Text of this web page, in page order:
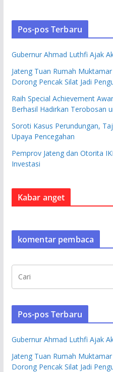
Pos-pos Terbaru
Gubernur Ahmad Luthfi Ajak
Jateng Tuan Rumah
Dorong Pencak Silat Jadi
Raih Special Achievement
Berhasil Hadirkan Terobosan
Soroti Kasus Perundungan,
Upaya Pencegahan
Pemprov Jateng dan Otorita
Investasi
Kabar anget
komentar pembaca
Pos-pos Terbaru
Gubernur Ahmad Luthfi Ajak
Jateng Tuan Rumah
Dorong Pencak Silat Jadi